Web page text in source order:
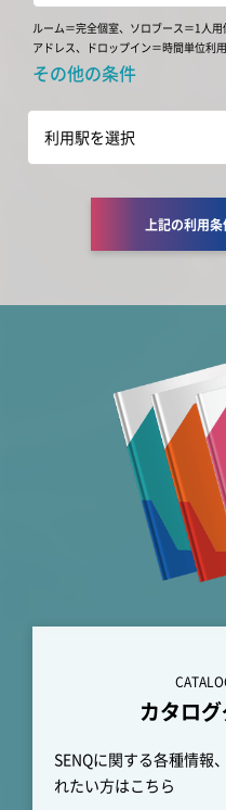
ルーム＝完全個室、ソロブース＝1人
アドレス、ドロップイン＝時間単位利用
その他の条件
上記の利用
カタロ
SENQに関する各種情報
れたい方はこちら